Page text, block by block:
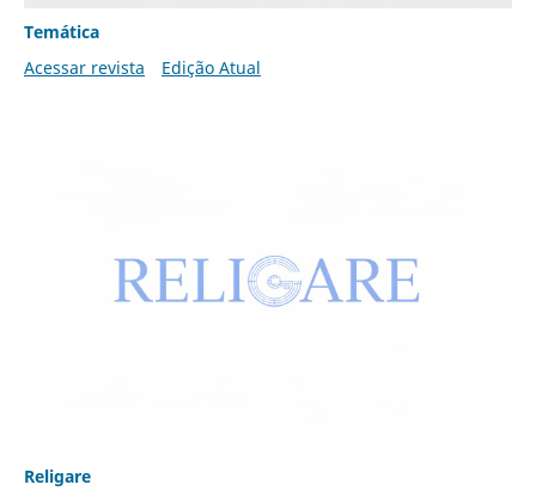
Temática
Acessar revista
Edição Atual
Religare